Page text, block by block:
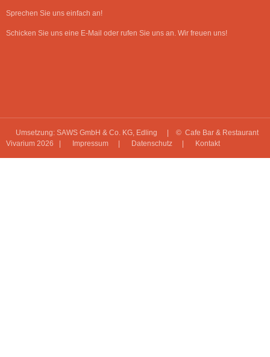
Sprechen Sie uns einfach an!
Schicken Sie uns eine E-Mail oder rufen Sie uns an. Wir freuen uns!
Umsetzung: SAWS GmbH & Co. KG, Edling
| © Cafe Bar & Restaurant
Vivarium 2026 |
Impressum Datenschutz Kontakt